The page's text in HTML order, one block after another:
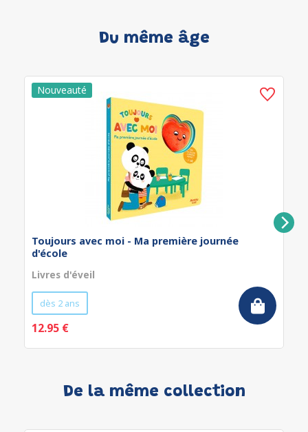
Du même âge
Toujours avec moi - Ma première journée
d'école
Livres d'éveil
dès 2 ans
12.95 €
De la même collection